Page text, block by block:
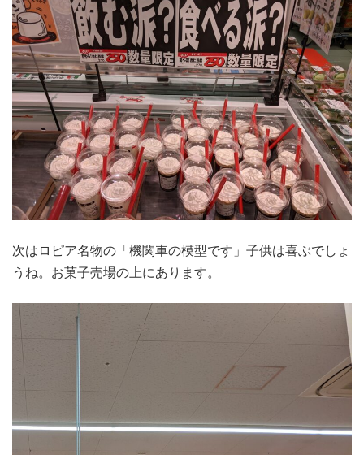
次はロピア名物の「機関車の模型です」子供は喜ぶでしょ
うね。お菓子売場の上にあります。